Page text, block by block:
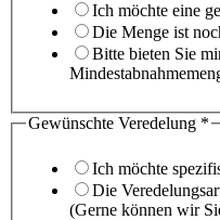
Ich möchte eine
Die Menge ist
Bitte bieten Sie
Gewünschte Veredelung *
Ich möchte
Die
(Gerne können wir